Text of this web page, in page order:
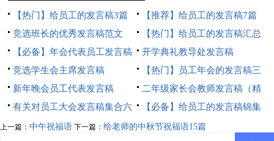
【热门】给员工的发言稿3篇
【推荐】给员工的发言稿7篇
竞选班长的优秀发言稿范文
【热门】给员工的发言稿汇总
八篇
【必备】年会代表员工发言稿
三篇
开学典礼教导处发言稿
竞选学生会主席发言稿
【热门】员工年会的发言稿三
篇
新年晚会员工代表发言稿
二年级家长会教师发言稿（精
选6篇）
有关对员工大会发言稿集合六
篇
【必备】给员工的发言稿锦集
5篇
上一篇： 中午祝福语 下一篇： 给老师的中秋节祝福语15篇